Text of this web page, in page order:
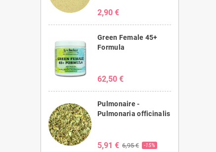
2,90 €
Green Female 45+
Formula
62,50 €
Pulmonaire -
Pulmonaria officinalis
5,91 € 6,95 € -15%